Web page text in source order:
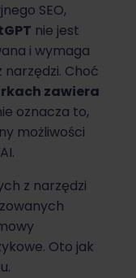
SEO,
nie jest
i wymaga
Choć
zawiera
oznacza to,
możliwości
z narzędzi
Oto jak